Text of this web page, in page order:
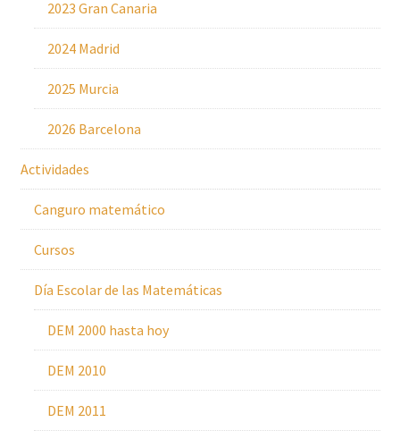
2023 Gran Canaria
2024 Madrid
2025 Murcia
2026 Barcelona
Actividades
Canguro matemático
Cursos
Día Escolar de las Matemáticas
DEM 2000 hasta hoy
DEM 2010
DEM 2011